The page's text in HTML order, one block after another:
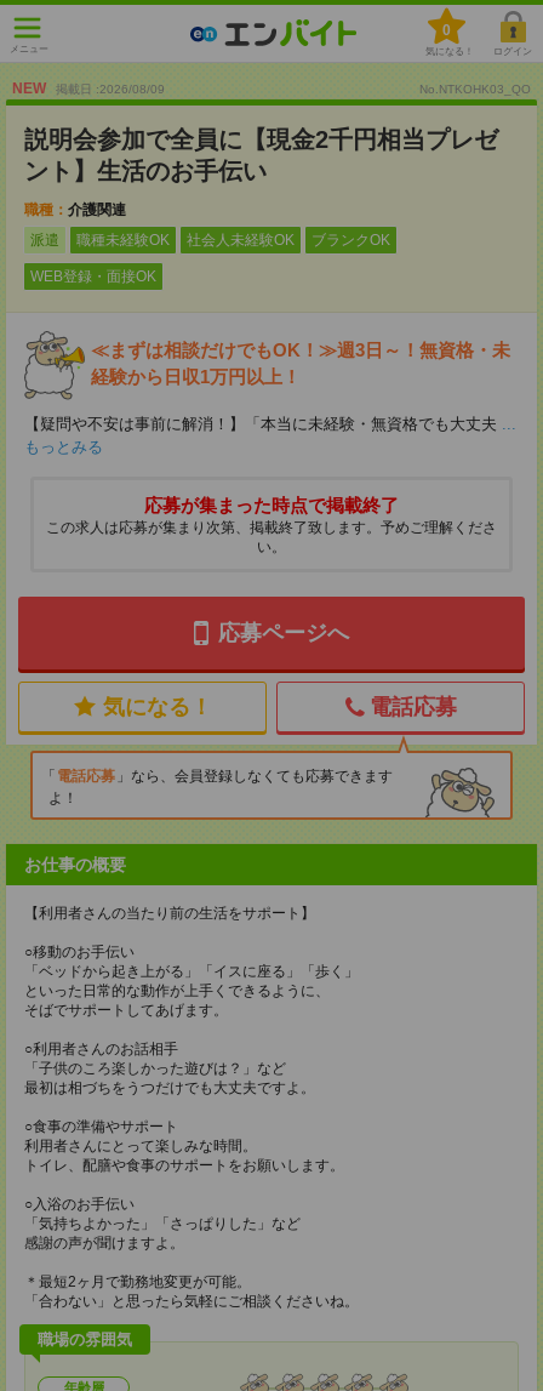
メニュー
0
気になる！ ログイン
NEW 掲載日 :2026/08/09 No.NTKOHK03_QO
説明会参加で全員に【現金2千円相当プレゼ
ント】生活のお手伝い
職種： 介護関連
派遣
職種未経験OK 社会人未経験OK ブランクOK
WEB登録・面接OK
≪まずは相談だけでもOK！≫週3日～！無資格・未
経験から日収1万円以上！
【疑問や不安は事前に解消！】「本当に未経験・無資格でも大丈夫 ...
もっとみる
応募が集まった時点で掲載終了
この求人は応募が集まり次第、掲載終了致します。予めご理解くださ
い。
応募ページへ
気になる！ 電話応募
電話応募
なら、会員登録しなくても応募できます
よ！
お仕事の概要
【利用者さんの当たり前の生活をサポート】
○移動のお手伝い
「ベッドから起き上がる」「イスに座る」「歩く」
といった日常的な動作が上手くできるように、
そばでサポートしてあげます。
○利用者さんのお話相手
「子供のころ楽しかった遊びは？」など
最初は相づちをうつだけでも大丈夫ですよ。
○食事の準備やサポート
利用者さんにとって楽しみな時間。
トイレ、配膳や食事のサポートをお願いします。
○入浴のお手伝い
「気持ちよかった」「さっぱりした」など
感謝の声が聞けますよ。
＊最短2ヶ月で勤務地変更が可能。
「合わない」と思ったら気軽にご相談くださいね。
職場の雰囲気
年齢層